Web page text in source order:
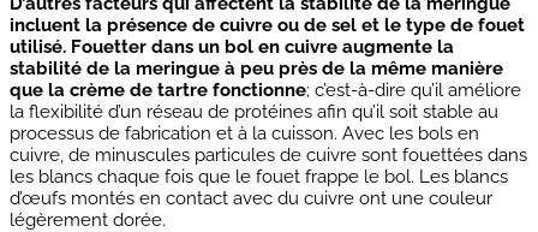
incluent la présence de cuivre ou de sel et le type de fouet
utilisé. Fouetter dans un bol en cuivre augmente la
stabilité de la meringue à peu près de la même manière
que la crème de tartre fonctionne; c’est-à-dire qu’il améliore
la flexibilité d’un réseau de protéines afin qu’il soit stable au
processus de fabrication et à la cuisson. Avec les bols en
cuivre, de minuscules particules de cuivre sont fouettées dans
les blancs chaque fois que le fouet frappe le bol. Les blancs
d’œufs montés en contact avec du cuivre ont une couleur
légèrement dorée.